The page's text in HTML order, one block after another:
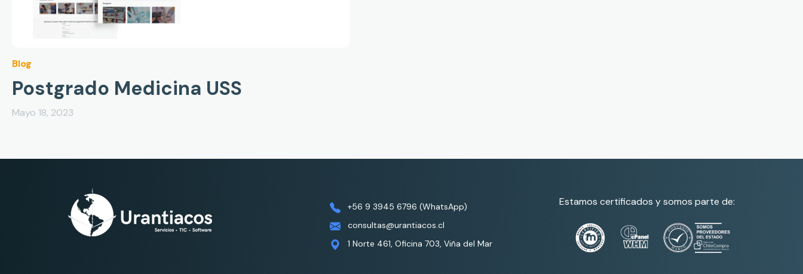
Blog
Postgrado Medicina USS
Mayo 18, 2023
+56 9 3945 6796 (WhatsApp)
consultas@urantiacos.cl
1 Norte 461, Oficina 703, Viña del Mar
Estamos certificados y somos parte de: